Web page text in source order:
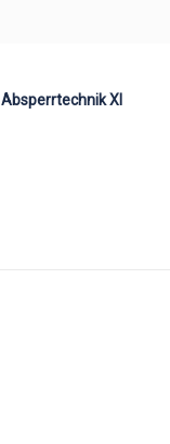
Absperrtechnik XI